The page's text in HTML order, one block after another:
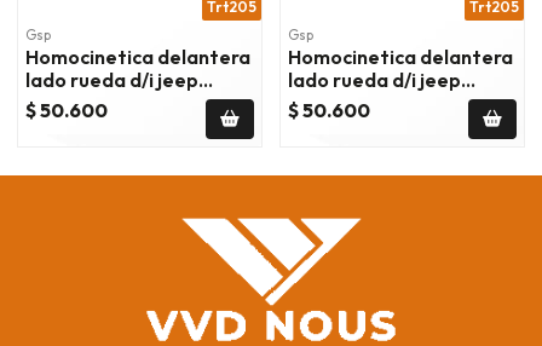
Trt205
Gsp
Homocinetica delantera
lado rueda d/i jeep
patriot 2.0 2007/2017
$ 50.600
Trt205
Gsp
Homocinetica delantera
lado rueda d/i jeep
patriot 2.4 2007/2017
$ 50.600